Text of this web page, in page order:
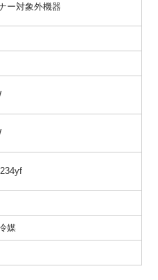
ー対象外機器
媒